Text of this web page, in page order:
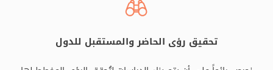
تحقيق رؤى الحاضر والمستقبل للدول